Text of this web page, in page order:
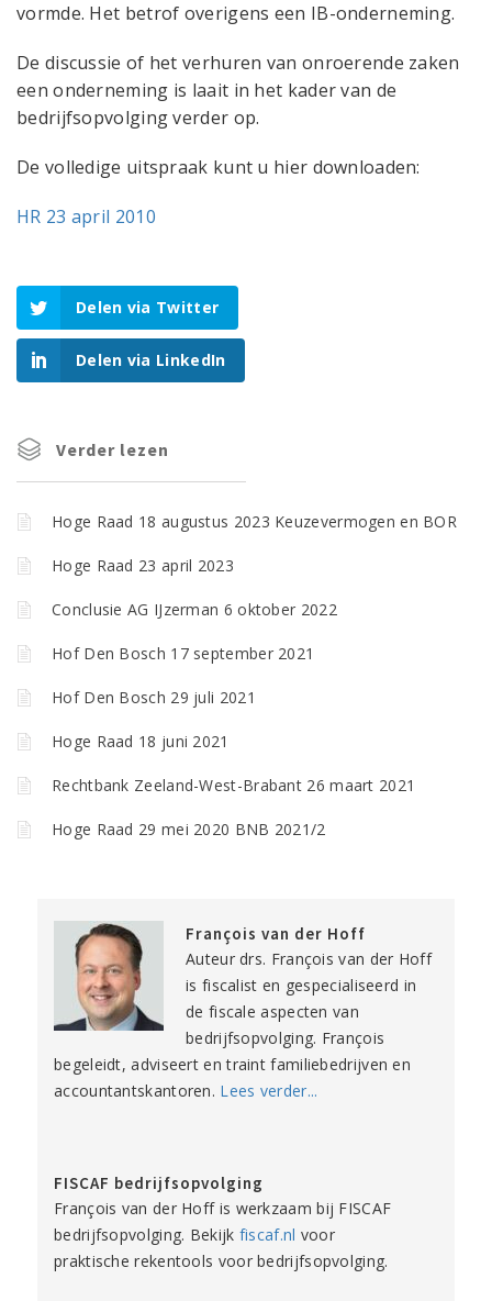
vormde. Het betrof overigens een IB-onderneming.
De discussie of het verhuren van onroerende zaken
een onderneming is laait in het kader van de
bedrijfsopvolging verder op.
De volledige uitspraak kunt u hier downloaden:
HR 23 april 2010
Delen via Twitter
Delen via LinkedIn
Verder lezen
Hoge Raad 18 augustus 2023 Keuzevermogen en BOR
Hoge Raad 23 april 2023
Conclusie AG IJzerman 6 oktober 2022
Hof Den Bosch 17 september 2021
Hof Den Bosch 29 juli 2021
Hoge Raad 18 juni 2021
Rechtbank Zeeland-West-Brabant 26 maart 2021
Hoge Raad 29 mei 2020 BNB 2021/2
François van der Hoff
Auteur drs. François van der Hoff
is fiscalist en gespecialiseerd in
de fiscale aspecten van
bedrijfsopvolging. François
begeleidt, adviseert en traint familiebedrijven en
accountantskantoren. Lees verder...
FISCAF bedrijfsopvolging
François van der Hoff is werkzaam bij FISCAF
bedrijfsopvolging. Bekijk fiscaf.nl voor
praktische rekentools voor bedrijfsopvolging.